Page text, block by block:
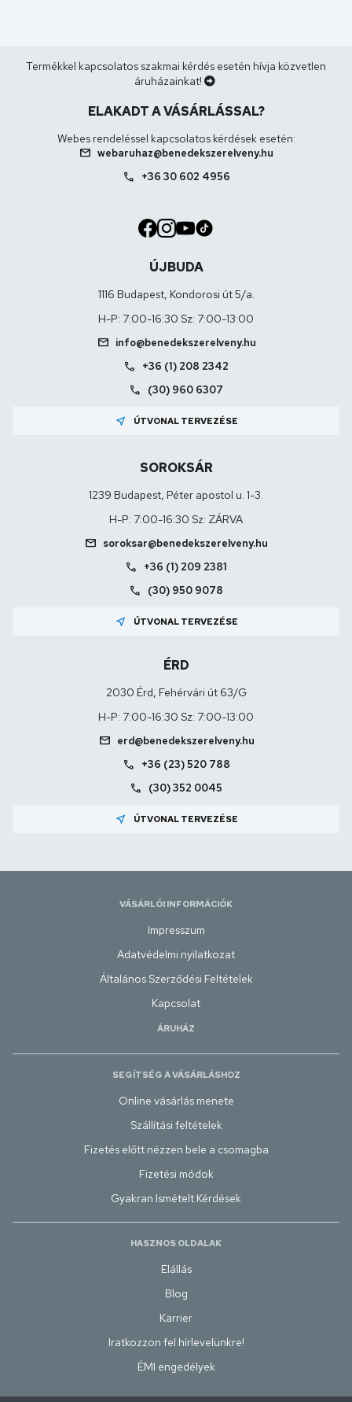
Termékkel kapcsolatos szakmai kérdés esetén hívja közvetlen
áruházainkat!
ELAKADT A VÁSÁRLÁSSAL?
Webes rendeléssel kapcsolatos kérdések esetén:
mail webaruhaz@benedekszerelveny.hu
call +36 30 602 4956
ÚJBUDA
1116 Budapest, Kondorosi út 5/a.
H-P: 7:00-16:30 Sz: 7:00-13:00
mail info@benedekszerelveny.hu
call +36 (1) 208 2342
call (30) 960 6307
near_me ÚTVONAL TERVEZÉSE
SOROKSÁR
1239 Budapest, Péter apostol u. 1-3.
H-P: 7:00-16:30 Sz: ZÁRVA
mail soroksar@benedekszerelveny.hu
call +36 (1) 209 2381
call (30) 950 9078
near_me ÚTVONAL TERVEZÉSE
ÉRD
2030 Érd, Fehérvári út 63/G
H-P: 7:00-16:30 Sz: 7:00-13:00
mail erd@benedekszerelveny.hu
call +36 (23) 520 788
call (30) 352 0045
near_me ÚTVONAL TERVEZÉSE
VÁSÁRLÓI INFORMÁCIÓK
Impresszum
Adatvédelmi nyilatkozat
Általános Szerződési Feltételek
Kapcsolat
ÁRUHÁZ
SEGÍTSÉG A VÁSÁRLÁSHOZ
Online vásárlás menete
Szállítási feltételek
Fizetés előtt nézzen bele a csomagba
Fizetési módok
Gyakran Ismételt Kérdések
HASZNOS OLDALAK
Elállás
Blog
Karrier
Iratkozzon fel hírlevelünkre!
ÉMI engedélyek